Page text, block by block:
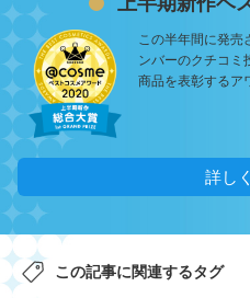
この半年間に発売
ンバーのクチコミ
商品を表彰するア
詳し
この記事に関連するタグ